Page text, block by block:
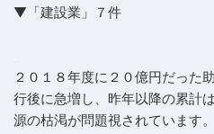
▼「建設業」７件
２０１８年度に２０億円だった
行後に急増し、昨年以降の累計
源の枯渇が問題視されています。